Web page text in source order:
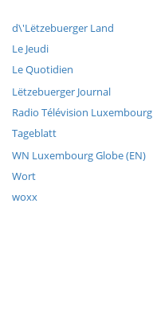
d\'Lëtzebuerger Land
Le Jeudi
Le Quotidien
Lëtzebuerger Journal
Radio Télévision Luxembourg
Tageblatt
WN Luxembourg Globe (EN)
Wort
woxx